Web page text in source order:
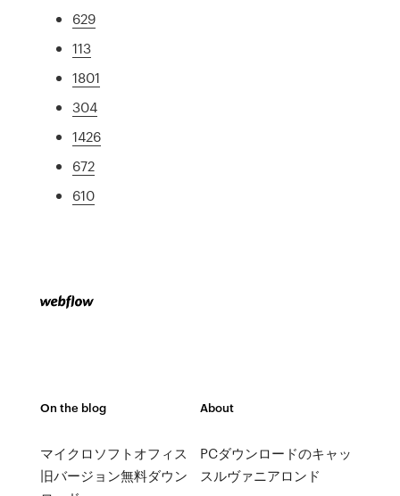
629
113
1801
304
1426
672
610
On the blog
マイクロソフトオフィス
旧バージョン無料ダウン
About
PCダウンロードのキャッ
スルヴァニアロンド